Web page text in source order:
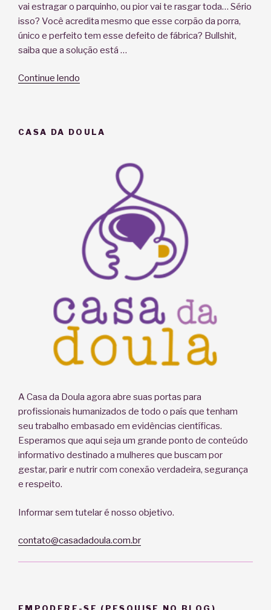
vai estragar o parquinho, ou pior vai te rasgar toda… Sério
isso? Você acredita mesmo que esse corpão da porra,
único e perfeito tem esse defeito de fábrica? Bullshit,
saiba que a solução está …
Continue lendo
CASA DA DOULA
A Casa da Doula agora abre suas portas para
profissionais humanizados de todo o país que tenham
seu trabalho embasado em evidências científicas.
Esperamos que aqui seja um grande ponto de conteúdo
informativo destinado a mulheres que buscam por
gestar, parir e nutrir com conexão verdadeira, segurança
e respeito.
Informar sem tutelar é nosso objetivo.
contato@casadadoula.com.br